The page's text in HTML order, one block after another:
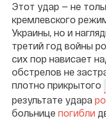
Этот удар — не
кремлевского
Украины, но и
третий год войны
сих пор нависает
обстрелов не
плотно прикрытого
результате удара
больнице погибли